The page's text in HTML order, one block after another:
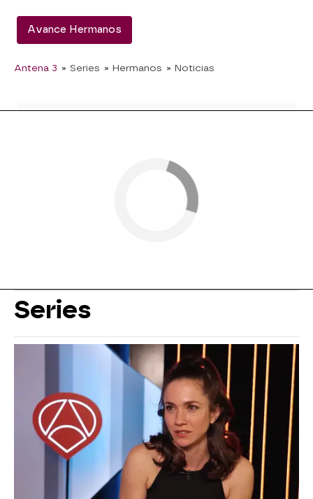
Avance Hermanos
Antena 3 » Series » Hermanos » Noticias
Series